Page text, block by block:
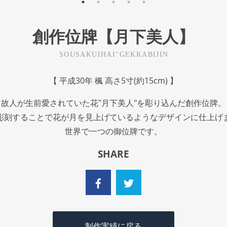
創作位牌【月下美人】
SOUSAKUIHAI"GEKKABIJIN
【 平成30年 楓 高さ5寸(約15cm) 】
故人が生前愛されていた花"月下美人"を彫り込んだ創作位牌。
刻することで花が月を見上げているようなデザインに仕上げ
世界で一つの御位牌です。
SHARE